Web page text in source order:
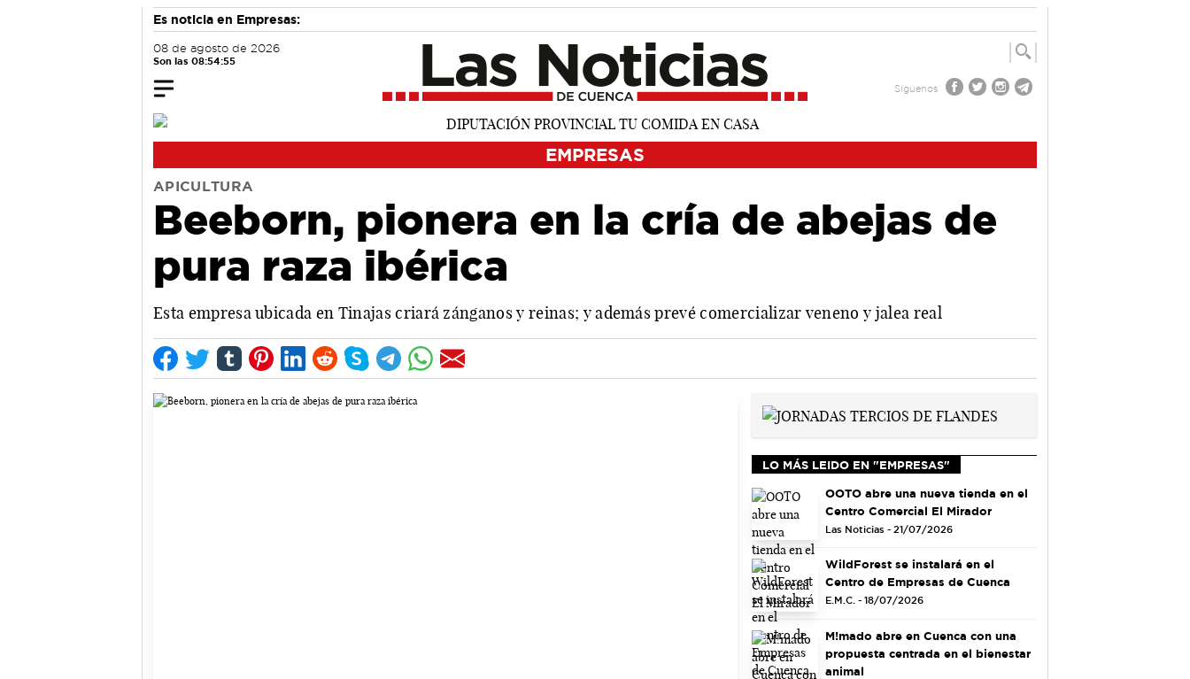
Es noticia en Empresas:
08 de agosto de 2026
Son las 08:54:56
Síguenos
EMPRESAS
APICULTURA
Beeborn, pionera en la cría de abejas de
pura raza ibérica
Esta empresa ubicada en Tinajas criará zánganos y reinas; y además prevé comercializar veneno y jalea real
LO MÁS LEIDO EN "EMPRESAS"
OOTO abre una nueva tienda en el
Centro Comercial El Mirador
Las Noticias - 21/07/2026
WildForest se instalará en el
Centro de Empresas de Cuenca
E.M.C. - 18/07/2026
M!mado abre en Cuenca con una
propuesta centrada en el bienestar
animal